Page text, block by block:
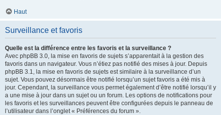
Haut
Surveillance et favoris
Quelle est la différence entre les favoris et la surveillance ?
Avec phpBB 3.0, la mise en favoris de sujets s’apparentait à la gestion des
favoris dans un navigateur. Vous n’étiez pas notifié des mises à jour. Depuis
phpBB 3.1, la mise en favoris de sujets est similaire à la surveillance d’un
sujet. Vous pouvez désormais être notifié lorsqu’un sujet favoris a été mis à
jour. Cependant, la surveillance vous permet également d’être notifié lorsqu’il y
a une mise à jour dans un sujet ou un forum. Les options de notifications pour
les favoris et les surveillances peuvent être configurées depuis le panneau de
l’utilisateur dans l’onglet « Préférences du forum ».